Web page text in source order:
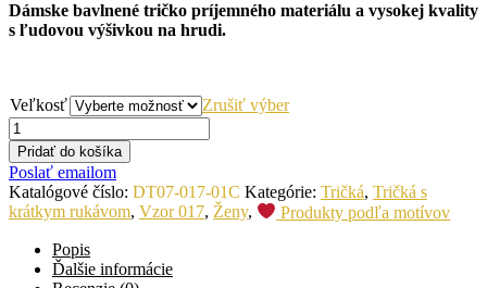
Dámske bavlnené tričko príjemného materiálu a vysokej kvality
s ľudovou výšivkou na hrudi.
Veľkosť Zrušiť výber
Pridať do košíka
Poslať emailom
Katalógové číslo: DT07-017-01C Kategórie: Tričká, Tričká s
krátkym rukávom, Vzor 017, Ženy,
Produkty podľa motívov
Popis
Ďalšie informácie